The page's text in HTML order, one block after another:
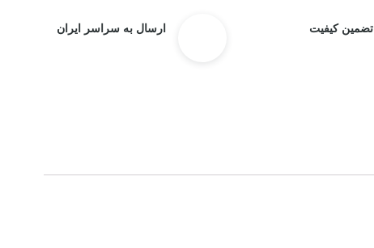
تضمین کیفیت ارسال به سراسر ایران